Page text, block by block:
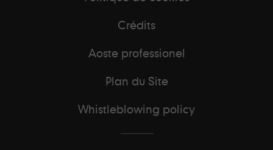
Crédits
Aoste professionel
Plan du Site
Whistleblowing policy